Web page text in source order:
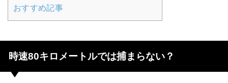
おすすめ記事
時速80キロメートルでは捕まらない？